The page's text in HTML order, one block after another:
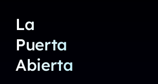
La
Puerta
Abierta